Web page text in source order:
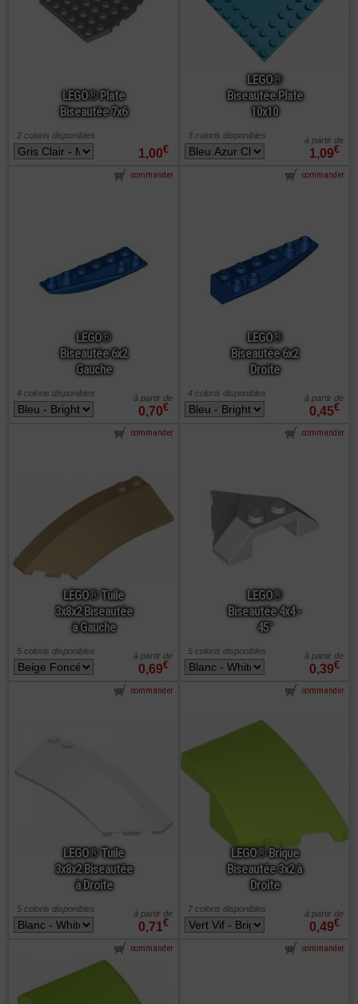
LEGO® Plate
Biseautée 7x6
1,00€
2 coloris disponibles
LEGO®
Biseautée Plate
10x10
1,09€
à partir de
3 coloris disponibles
LEGO®
Biseautée 6x2
Gauche
0,70€
à partir de
commander
4 coloris disponibles
LEGO®
Biseautée 6x2
Droite
0,45€
à partir de
commander
4 coloris disponibles
LEGO® Tuile
3x8x2 Biseautée
à Gauche
0,69€
à partir de
commander
5 coloris disponibles
LEGO®
Biseautée 4x4 -
45°
0,39€
à partir de
commander
5 coloris disponibles
LEGO® Tuile
3x8x2 Biseautée
à Droite
0,71€
à partir de
commander
5 coloris disponibles
LEGO® Brique
Biseautée 3x2 à
Droite
0,49€
à partir de
commander
7 coloris disponibles
commander commander